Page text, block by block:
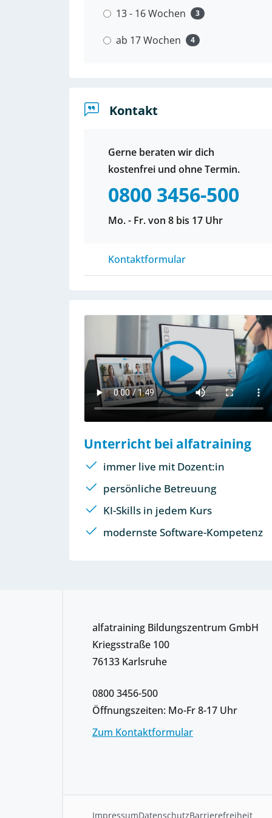
3
13 - 16 Wochen
4
ab 17 Wochen
Kontakt
Gerne beraten wir dich
kostenfrei und ohne Termin.
0800 3456-500
Mo. - Fr. von 8 bis 17 Uhr
Kontaktformular
Unterricht bei alfatraining
immer live mit Dozent:in
persönliche Betreuung
KI-Skills in jedem Kurs
modernste Software-Kompetenz
alfatraining Bildungszentrum GmbH
Kriegsstraße 100
76133 Karlsruhe
0800 3456-500
Öffnungszeiten: Mo-Fr 8-17 Uhr
Zum Kontaktformular
ImpressumDatenschutzBarrierefreiheit